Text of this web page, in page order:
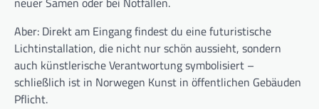
Aber: Direkt am Eingang findest du eine futuristische
Lichtinstallation, die nicht nur schön aussieht, sondern
auch künstlerische Verantwortung symbolisiert –
schließlich ist in Norwegen Kunst in öffentlichen Gebäuden
Pflicht.